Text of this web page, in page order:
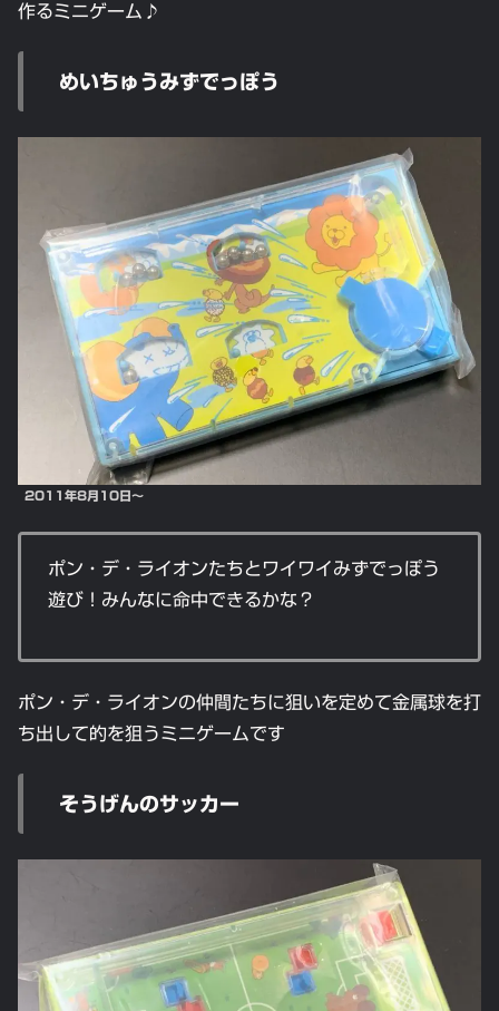
作るミニゲーム♪
めいちゅうみずでっぽう
2011年8月10日～
ポン・デ・ライオンたちとワイワイみずでっぽう
遊び！みんなに命中できるかな？
ポン・デ・ライオンの仲間たちに狙いを定めて金属球を打
ち出して的を狙うミニゲームです
そうげんのサッカー